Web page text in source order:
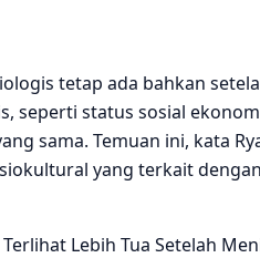
tetap ada bahkan
seperti status sosial
sama. Temuan ini, kata
yang terkait
Lebih Tua Setelah